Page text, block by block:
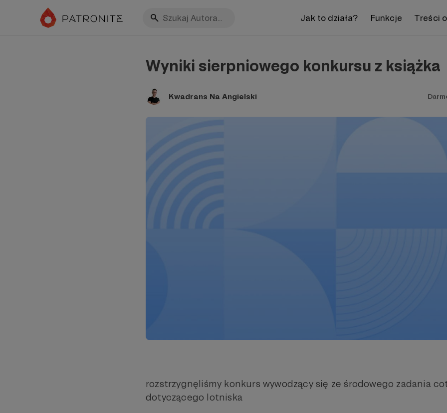
Jak to działa? Funkcje Treści
Wyniki sierpniowego konkursu z książka
Kwadrans Na Angielski
rozstrzygnęliśmy konkurs wywodzący się ze środowego zadania
dotyczącego lotniska